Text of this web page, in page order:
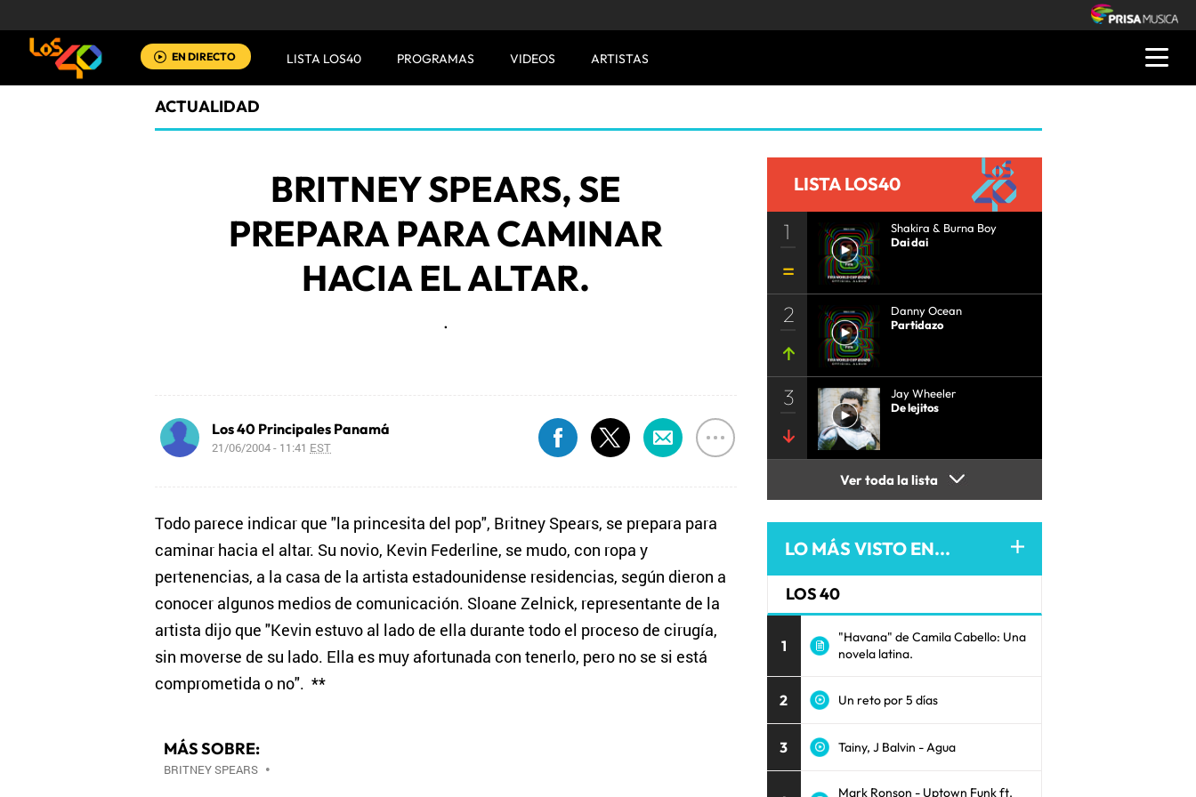
EN DIRECTO LISTA LOS40 PROGRAMAS VIDEOS ARTISTAS
ACTUALIDAD
BRITNEY SPEARS, SE
PREPARA PARA CAMINAR
HACIA EL ALTAR.
.
Los 40 Principales Panamá
21/06/2004 - 11:41 EST
Todo parece indicar que "la princesita del pop", Britney Spears, se prepara para
caminar hacia el altar. Su novio, Kevin Federline, se mudo, con ropa y
pertenencias, a la casa de la artista estadounidense residencias, según dieron a
conocer algunos medios de comunicación. Sloane Zelnick, representante de la
artista dijo que "Kevin estuvo al lado de ella durante todo el proceso de cirugía,
sin moverse de su lado. Ella es muy afortunada con tenerlo, pero no se si está
comprometida o no". **
MÁS SOBRE:
BRITNEY SPEARS•
LISTA LOS40
1
Shakira & Burna Boy
Dai dai
2
Danny Ocean
Partidazo
3
Jay Wheeler
De lejitos
Ver toda la lista
LO MÁS VISTO EN...
LOS 40
1
"Havana" de Camila Cabello: Una
novela latina.
2 Un reto por 5 días
3 Tainy, J Balvin - Agua
Mark Ronson - Uptown Funk ft.